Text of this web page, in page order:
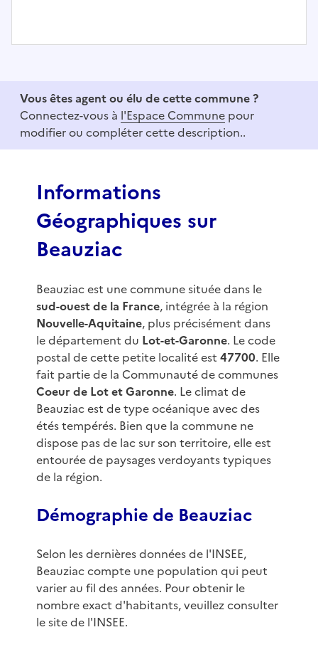
f
Vous êtes agent ou élu de cette commune ?
Connectez-vous à l'Espace Commune pour
modifier ou compléter cette description..
Informations
Géographiques sur
Beauziac
Beauziac est une commune située dans le
sud-ouest de la France, intégrée à la région
Nouvelle-Aquitaine, plus précisément dans
le département du Lot-et-Garonne. Le code
postal de cette petite localité est 47700. Elle
fait partie de la Communauté de communes
Coeur de Lot et Garonne. Le climat de
Beauziac est de type océanique avec des
étés tempérés. Bien que la commune ne
dispose pas de lac sur son territoire, elle est
entourée de paysages verdoyants typiques
de la région.
Démographie de Beauziac
Selon les dernières données de l'INSEE,
Beauziac compte une population qui peut
varier au fil des années. Pour obtenir le
nombre exact d'habitants, veuillez consulter
le site de l'INSEE.